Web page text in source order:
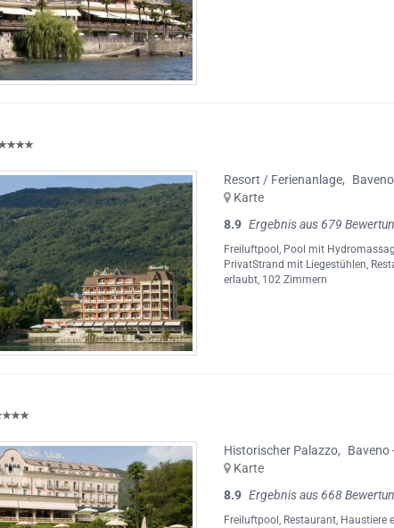
Resort / Ferienanlage,
Karte
8.9 Ergebnis aus 679
Freiluftpool, Pool mit
PrivatStrand mit Liegestühlen,
erlaubt, 102 Zimmern
Historischer Palazzo, Baveno
Karte
8.9 Ergebnis aus 668
Freiluftpool, Restaurant, Haustiere